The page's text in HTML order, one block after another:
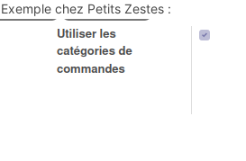
chez Petits Zestes :